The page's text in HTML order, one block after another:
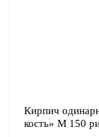
Кирпич
кость» М 150